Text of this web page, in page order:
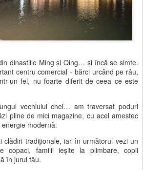
dinastiile Ming și Qing… și încă se simte.
centru comercial - bărci urcând pe râu,
un fel, nu foarte diferit de ceea ce este
vechiului chei… am traversat poduri
pline de mici magazine, cu acel amestec
modernă.
clădiri tradiționale, iar în următorul vezi un
copaci, familii ieșite la plimbare, copii
în jurul tău.